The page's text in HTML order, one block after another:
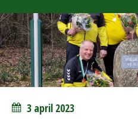
3 april 2023